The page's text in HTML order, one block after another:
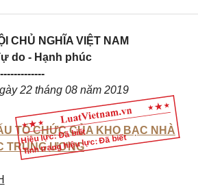
Hiệu lực: Đã biết
Tình trạng hiệu lực: Đã biết
CHỦ NGHĨA VIỆT NAM
do - Hạnh phúc
22 tháng 08 năm 2019
TỔ CHỨC CỦA KHO BẠC NHÀ
TRUNG ƯƠNG